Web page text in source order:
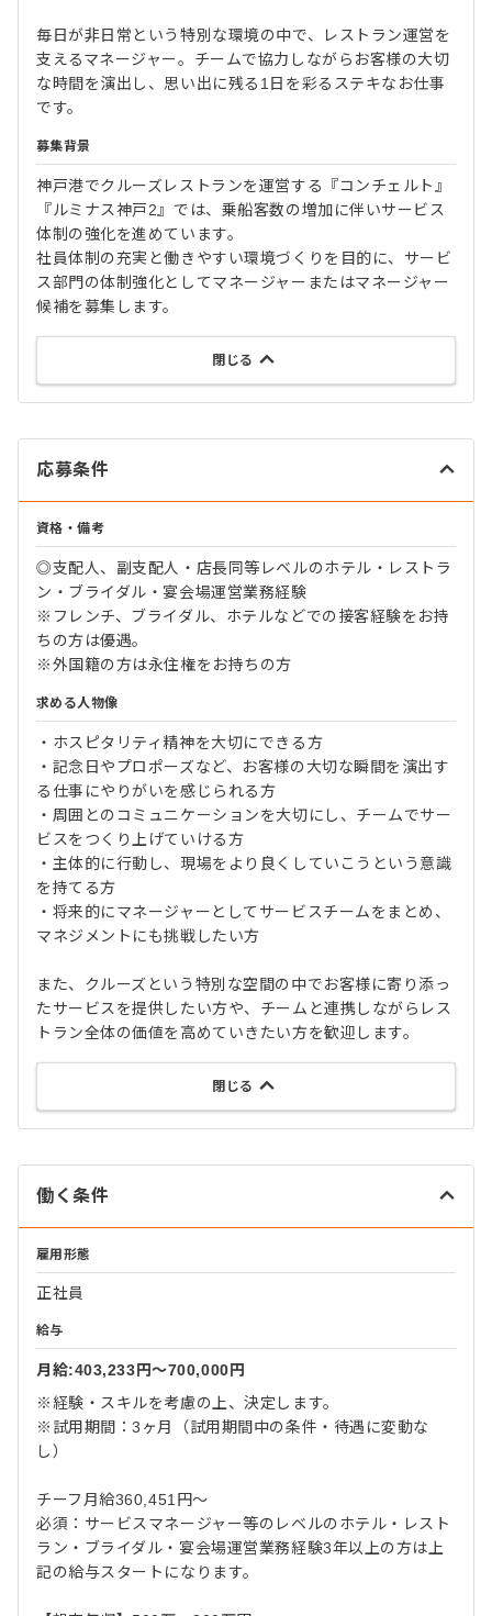
毎日が非日常という特別な環境の中で、レストラン運営を
支えるマネージャー。チームで協力しながらお客様の大切
な時間を演出し、思い出に残る1日を彩るステキなお仕事
です。
募集背景
神戸港でクルーズレストランを運営する『コンチェルト』
『ルミナス神戸2』では、乗船客数の増加に伴いサービス
体制の強化を進めています。
社員体制の充実と働きやすい環境づくりを目的に、サービ
ス部門の体制強化としてマネージャーまたはマネージャー
候補を募集します。
閉じる
応募条件
資格・備考
◎支配人、副支配人・店長同等レベルのホテル・レストラ
ン・ブライダル・宴会場運営業務経験
※フレンチ、ブライダル、ホテルなどでの接客経験をお持
ちの方は優遇。
※外国籍の方は永住権をお持ちの方
求める人物像
・ホスピタリティ精神を大切にできる方
・記念日やプロポーズなど、お客様の大切な瞬間を演出す
る仕事にやりがいを感じられる方
・周囲とのコミュニケーションを大切にし、チームでサー
ビスをつくり上げていける方
・主体的に行動し、現場をより良くしていこうという意識
を持てる方
・将来的にマネージャーとしてサービスチームをまとめ、
マネジメントにも挑戦したい方
また、クルーズという特別な空間の中でお客様に寄り添っ
たサービスを提供したい方や、チームと連携しながらレス
トラン全体の価値を高めていきたい方を歓迎します。
閉じる
働く条件
雇用形態
正社員
給与
月給:403,233円〜700,000円
※経験・スキルを考慮の上、決定します。
※試用期間：3ヶ月（試用期間中の条件・待遇に変動な
し）
チーフ月給360,451円～
必須：サービスマネージャー等のレベルのホテル・レスト
ラン・ブライダル・宴会場運営業務経験3年以上の方は上
記の給与スタートになります。